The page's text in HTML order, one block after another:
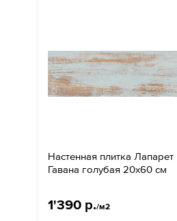
Настенная плитка Лапарет
Гавана голубая 20x60 см
1'390 р./м2